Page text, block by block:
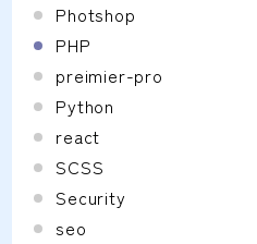
Photshop
PHP
preimier-pro
Python
react
SCSS
Security
seo